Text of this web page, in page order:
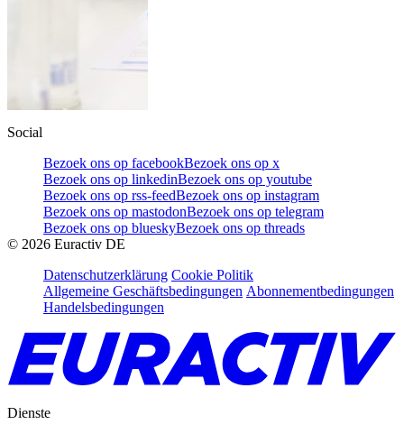
Social
Bezoek ons op facebookBezoek ons op x
Bezoek ons op linkedinBezoek ons op youtube
Bezoek ons op rss-feedBezoek ons op instagram
Bezoek ons op mastodonBezoek ons op telegram
Bezoek ons op blueskyBezoek ons op threads
© 2026 Euractiv DE
Datenschutzerklärung Cookie Politik
Allgemeine Geschäftsbedingungen Abonnementbedingungen
Handelsbedingungen
Dienste